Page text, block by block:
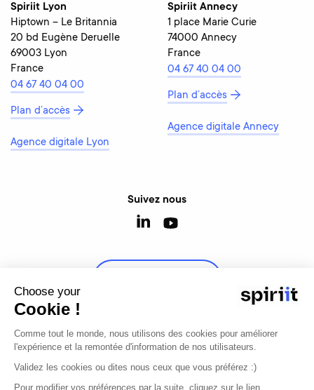
Spiriit Lyon
Hiptown – Le Britannia
20 bd Eugène Deruelle
69003 Lyon
France
04 67 40 04 00
Plan d’accès
Agence digitale Lyon
Spiriit Annecy
1 place Marie Curie
74000 Annecy
France
04 67 40 04 00
Plan d’accès
Agence digitale Annecy
Suivez nous
Modifier mon consentement
Choose your
Cookie !
Comme tout le monde, nous utilisons des cookies pour améliorer
l'expérience et la remontée d'information de nos utilisateurs.
Validez les cookies ou dites nous ceux que vous préférez :)
Pour modifier vos préférences par la suite, cliquez sur le lien